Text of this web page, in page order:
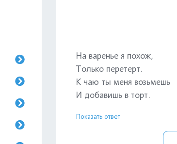
На варенье я похож,
Только перетерт.
К чаю ты меня возьмешь
И добавишь в торт.
Показать ответ